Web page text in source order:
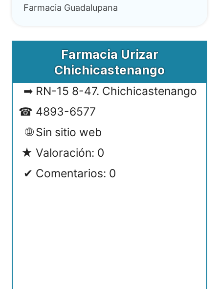
Farmacia Guadalupana
Farmacia Urizar
Chichicastenango
RN-15 8-47. Chichicastenango
4893-6577
Sin sitio web
Valoración: 0
Comentarios: 0